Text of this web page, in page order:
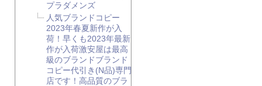
プラダメンズ
人気ブランドコピー
2023年春夏新作が入
荷！早くも2023年最新
作が入荷激安屋は最高
級のブランドブランド
コピー代引き(N品)専門
店です！高品質のブラ